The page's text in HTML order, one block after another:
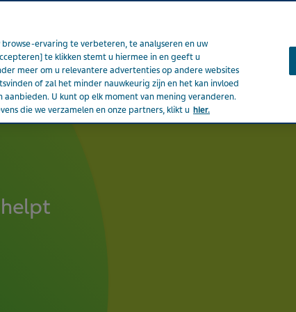
Patiënten Nieuws & media Producten
ervaring te verbeteren, te analyseren en uw
te klikken stemt u hiermee in en geeft u
meer om u relevantere advertenties op andere websites
of zal het minder nauwkeurig zijn en het kan invloed
U kunt op elk moment van mening veranderen.
die we verzamelen en onze partners, klikt u hier.